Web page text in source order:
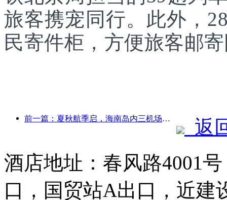
旅客携宠同行。此外，
民寄件柜，方便旅客邮
前一篇：夏秋航季启，海南岛内三机场新增41个通航点
返
酒店地址：春风路4001
口，国贸站A出口，近建